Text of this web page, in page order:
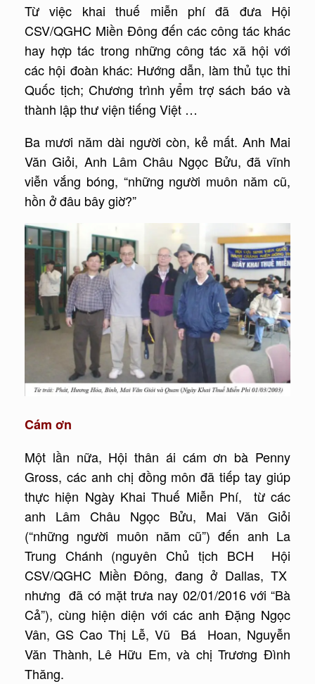
Từ việc khai thuế miễn phí đã đưa Hội
CSV/QGHC Miền Đông đến các công tác khác
hay hợp tác trong những công tác xã hội với
các hội đoàn khác: Hướng dẫn, làm thủ tục thi
Quốc tịch; Chương trình yểm trợ sách báo và
thành lập thư viện tiếng Việt …
Ba mươi năm dài người còn, kẻ mất. Anh Mai
Văn Giỏi, Anh Lâm Châu Ngọc Bửu, đã vĩnh
viễn vắng bóng, “những người muôn năm cũ,
hồn ở đâu bây giờ?”
Cám ơn
Một lần nữa, Hội thân ái cám ơn bà Penny
Gross, các anh chị đồng môn đã tiếp tay giúp
thực hiện Ngày Khai Thuế Miễn Phí, từ các
anh Lâm Châu Ngọc Bửu, Mai Văn Giỏi
(“những người muôn năm cũ”) đến anh La
Trung Chánh (nguyên Chủ tịch BCH Hội
CSV/QGHC Miền Đông, đang ở Dallas, TX
nhưng đã có mặt trưa nay 02/01/2016 với “Bà
Cả”), cùng hiện diện với các anh Đặng Ngọc
Vân, GS Cao Thị Lễ, Vũ Bá Hoan, Nguyễn
Văn Thành, Lê Hữu Em, và chị Trương Đình
Thăng.